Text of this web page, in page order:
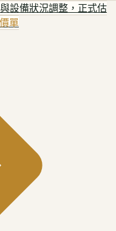
設備狀況調整，正式估
單